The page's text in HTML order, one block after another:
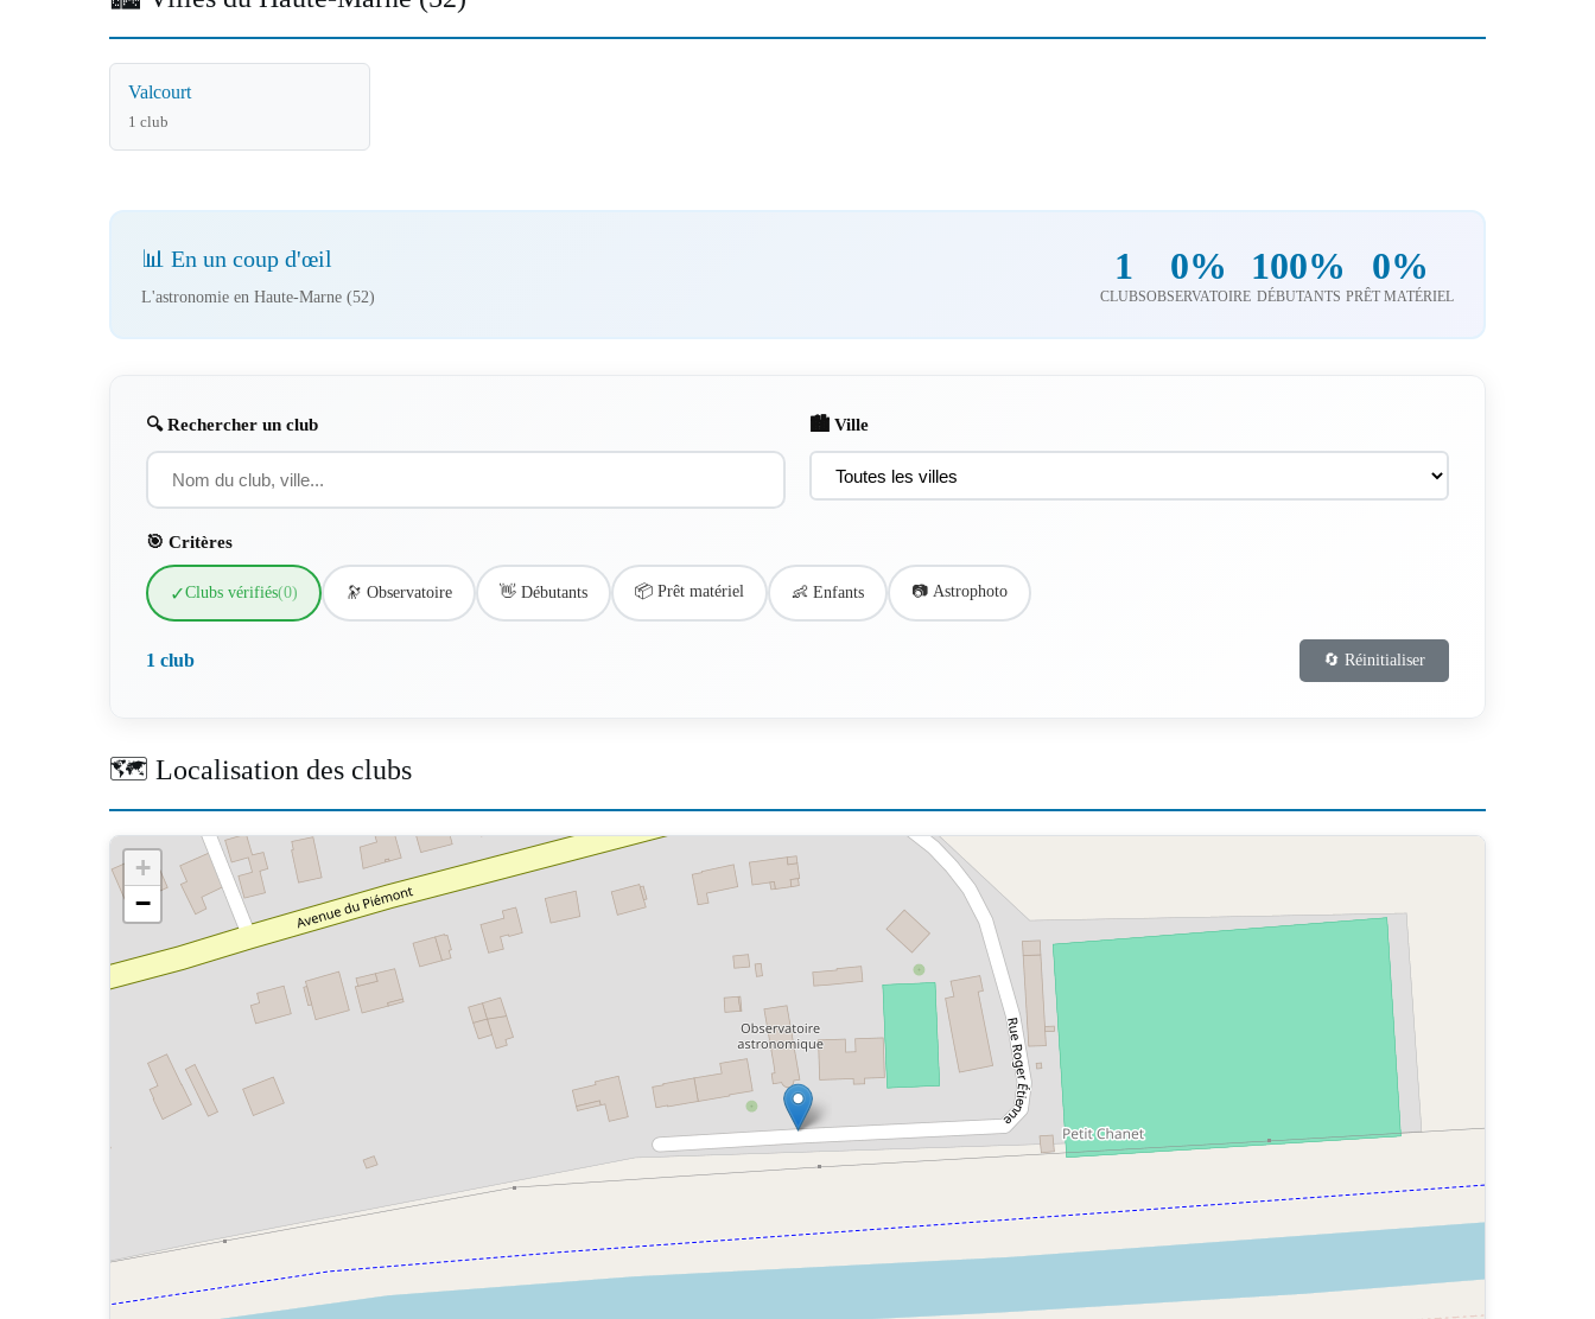
Valcourt
1 club
📊 En un coup d'œil
L'astronomie en Haute-Marne (52)
1
CLUBS
0%
OBSERVATOIRE
100%
DÉBUTANTS
0%
PRÊT MATÉRIEL
🔍 Rechercher un club 🏙️ Ville
🎯 Critères
✓Clubs vérifiés(0) 🔭 Observatoire 👋 Débutants 📦 Prêt matériel 👶 Enfants 📷 Astrophoto
1 club 🔄 Réinitialiser
🗺️ Localisation des clubs
+
−